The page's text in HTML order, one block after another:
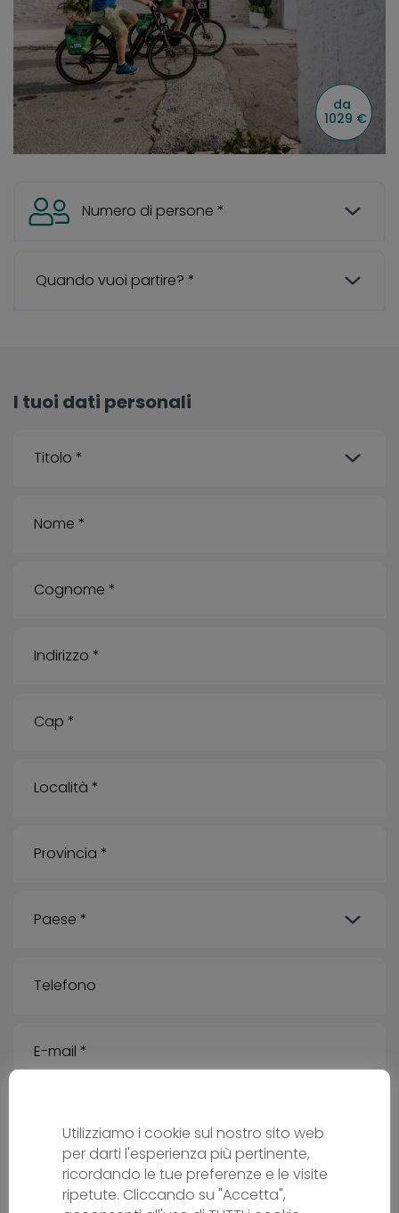
I tuoi dati personali
Messaggio
Utilizziamo i cookie sul nostro sito web
per darti l'esperienza più pertinente,
ricordando le tue preferenze e le visite
ripetute. Cliccando su "Accetta",